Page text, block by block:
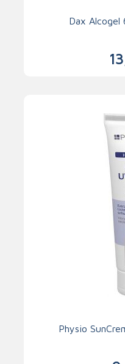
Dax Alcogel
Physio